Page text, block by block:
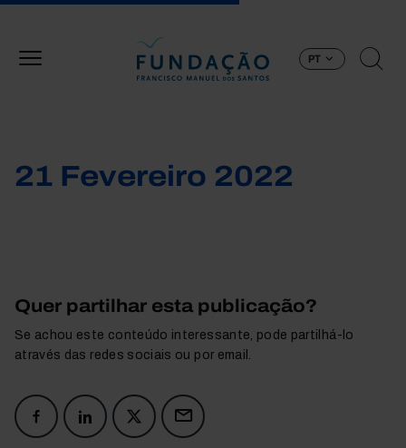
PT
21 Fevereiro 2022
Quer partilhar esta publicação?
Se achou este conteúdo interessante, pode partilhá-lo
através das redes sociais ou por email.